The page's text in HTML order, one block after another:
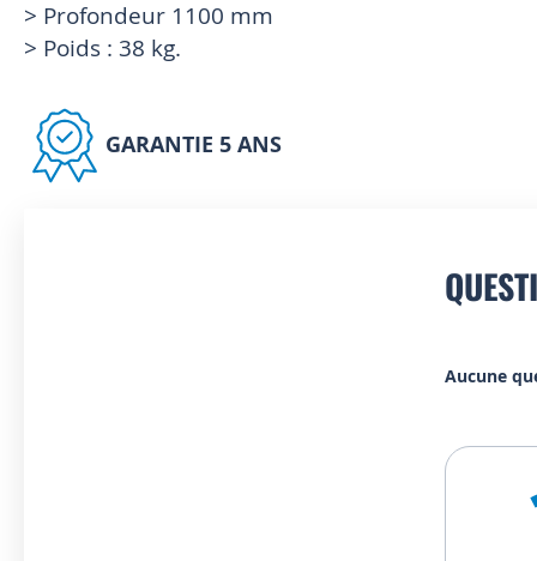
> Profondeur 1100 mm
> Poids : 38 kg.
GARANTIE 5 ANS
Aucune